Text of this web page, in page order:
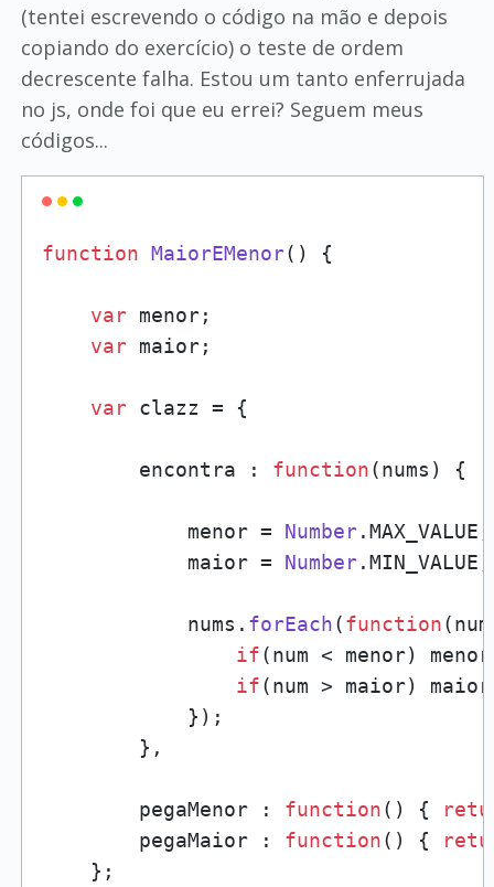
(tentei escrevendo o código na mão e depois
copiando do exercício) o teste de ordem
decrescente falha. Estou um tanto enferrujada
no js, onde foi que eu errei? Seguem meus
códigos...
function MaiorEMenor( ) {
var menor;
var maior;
var clazz = {
        encontra :
function(nums ) {
            menor =
Number.MAX_VALUE
            maior =
Number.MIN_VALUE
            nums.
forEach(function(num
if(num < menor)
if(num > maior)
            });
        },
        pegaMenor :
function( ) {
        pegaMaior :
function( ) {
    };